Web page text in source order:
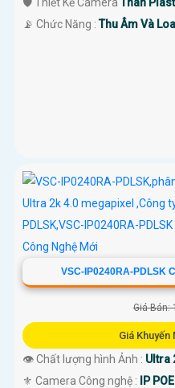
️📡 Chức Năng :Thu Âm Và
VSC-IP0240RA-PDLSK
Giá Bán:
Giá Khuyến
👁 Chất lượng hình Ảnh : Ultra
⚜️ Camera Công nghệ :
IP